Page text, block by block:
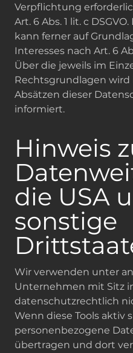
Verpflichtung
Art. 6 Abs. 1 lit. c
kann ferner auf
Interesses nach Art. 6
Über die jeweils im
Rechtsgrundlagen
Absätzen dieser
informiert.
Hinweis
die USA
sonstige
Wir verwenden unter
Unternehmen mit Sitz
datenschutzrechtlich
Wenn diese Tools aktiv
personenbezogene
übertragen und dort